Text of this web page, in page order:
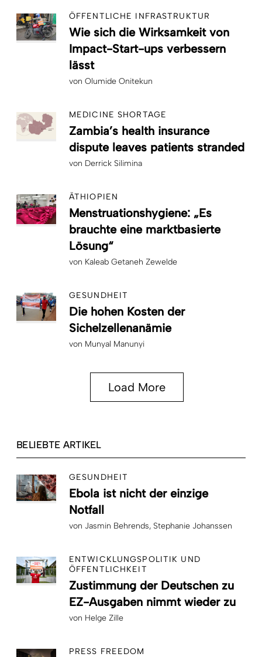
ÖFFENTLICHE INFRASTRUKTUR
Wie sich die Wirksamkeit von
Impact-Start-ups verbessern
lässt
von Olumide Onitekun
MEDICINE SHORTAGE
Zambia’s health insurance
dispute leaves patients stranded
von Derrick Silimina
ÄTHIOPIEN
Menstruationshygiene: „Es
brauchte eine marktbasierte
Lösung“
von Kaleab Getaneh Zewelde
GESUNDHEIT
Die hohen Kosten der
Sichelzellenanämie
von Munyal Manunyi
Load More
BELIEBTE ARTIKEL
GESUNDHEIT
Ebola ist nicht der einzige
Notfall
von Jasmin Behrends Stephanie Johanssen
ENTWICKLUNGSPOLITIK UND
ÖFFENTLICHKEIT
Zustimmung der Deutschen zu
EZ-Ausgaben nimmt wieder zu
von Helge Zille
PRESS FREEDOM